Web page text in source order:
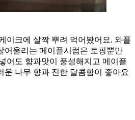
이크에 살짝 뿌려 먹어봤어요. 와플
어울리는 메이플시럽은 토핑뿐만
어도 향과맛이 풍성해지고 메이플
운 나무 향과 진한 달콤함이 좋아요